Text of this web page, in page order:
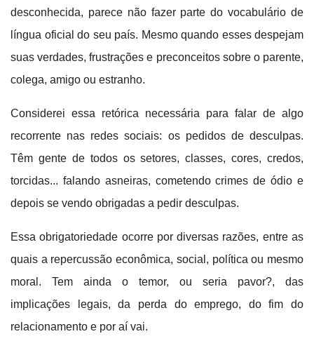
desconhecida, parece não fazer parte do vocabulário de
língua oficial do seu país. Mesmo quando esses despejam
suas verdades, frustrações e preconceitos sobre o parente,
colega, amigo ou estranho.
Considerei essa retórica necessária para falar de algo
recorrente nas redes sociais: os pedidos de desculpas.
Têm gente de todos os setores, classes, cores, credos,
torcidas... falando asneiras, cometendo crimes de ódio e
depois se vendo obrigadas a pedir desculpas.
Essa obrigatoriedade ocorre por diversas razões, entre as
quais a repercussão econômica, social, política ou mesmo
moral. Tem ainda o temor, ou seria pavor?, das
implicações legais, da perda do emprego, do fim do
relacionamento e por aí vai.